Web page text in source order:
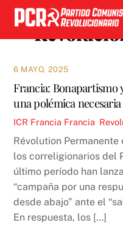
Skip
content
6 MAYO, 2025
Francia: Bonapartismo
una polémica
ICR Francia Francia
Révolution
los correligionarios del
último período han
“campaña por una
desde abajo” ante el
En respuesta, los […]